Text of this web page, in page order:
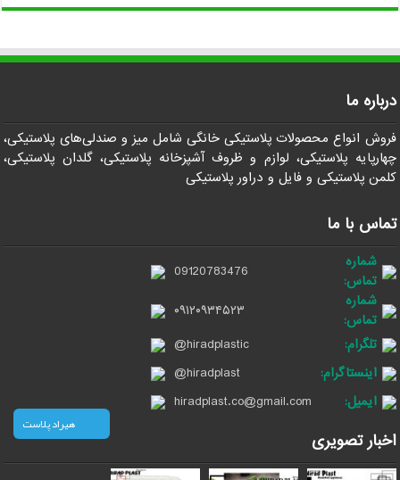
درباره ما
فروش انواع محصولات پلاستیکی خانگی شامل میز و صندلی‌های پلاستیکی،
چهارپایه پلاستیکی، لوازم و ظروف آشپزخانه پلاستیکی، گلدان پلاستیکی،
کلمن پلاستیکی و فایل و دراور پلاستیکی
تماس با ما
شماره
تماس:
09120783476
شماره
تماس:
۰۹۱۲۰۹۳۴۵۲۳
تلگرام:
@hiradplastic
اینستاگرام:
@hiradplast
ایمیل:
hiradplast.co@gmail.com
اخبار تصویری
هیراد پلاست